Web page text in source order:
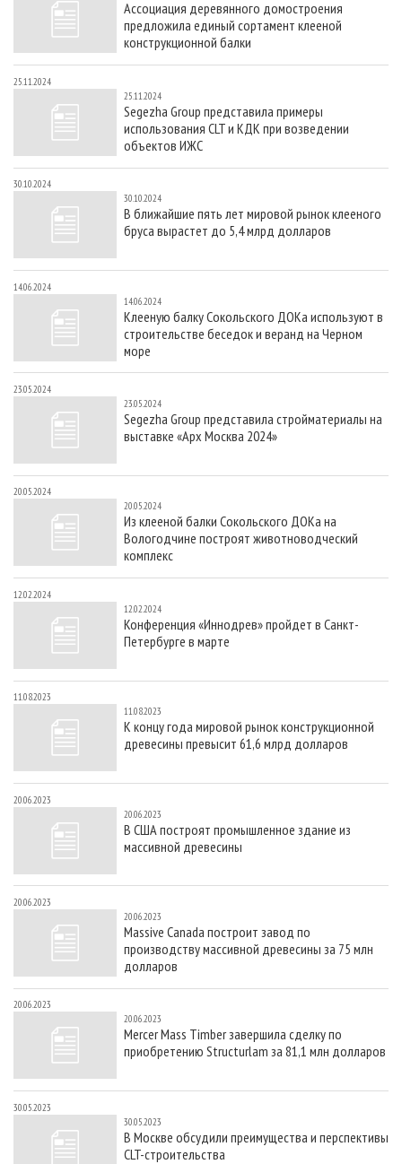
СУШКА ДРЕВЕСИНЫ
ПРОИЗВОДСТВО ДРЕВЕСНЫХ ПЛИТ
ДЕРЕВЯННОЕ ДОМОСТРОЕНИЕ
ПРОИЗВОДСТВО МЕБЕЛИ
БИОЭНЕРГЕТИКА
ЦБП
ИНСТРУМЕНТ И МАТЕРИАЛЫ
ПЕРСОНЫ
МОБИЛЬНЫЕ ВЫСТАВКИ
ПРИОРИТЕТНЫЕ ИНВЕСТПРОЕКТЫ
RUSSIAN FORESTRY REVIEW
ГАЗЕТА ЛЕСПРОМФОРУМ
БИБЛИОТЕКА СПЕЦИАЛИСТА
КОНТАКТЫ
РЕКЛАМА
РЕКЛАМА НА САЙТЕ
Ассоциация деревянного домостроения
предложила единый сортамент клееной
конструкционной балки
25.11.2024
25.11.2024
Segezha Group представила примеры
использования CLT и КДК при возведении
объектов ИЖС
30.10.2024
30.10.2024
В ближайшие пять лет мировой рынок клееного
бруса вырастет до 5,4 млрд долларов
14.06.2024
14.06.2024
Клееную балку Сокольского ДОКа используют в
строительстве беседок и веранд на Черном
море
23.05.2024
23.05.2024
Segezha Group представила стройматериалы на
выставке «Арх Москва 2024»
20.05.2024
20.05.2024
Из клееной балки Сокольского ДОКа на
Вологодчине построят животноводческий
комплекс
12.02.2024
12.02.2024
Конференция «Иннодрев» пройдет в Санкт-
Петербурге в марте
11.08.2023
11.08.2023
К концу года мировой рынок конструкционной
древесины превысит 61,6 млрд долларов
20.06.2023
20.06.2023
В США построят промышленное здание из
массивной древесины
20.06.2023
20.06.2023
Massive Canada построит завод по
производству массивной древесины за 75 млн
долларов
20.06.2023
20.06.2023
Mercer Mass Timber завершила сделку по
приобретению Structurlam за 81,1 млн долларов
30.05.2023
30.05.2023
В Москве обсудили преимущества и перспективы
CLT-строительства